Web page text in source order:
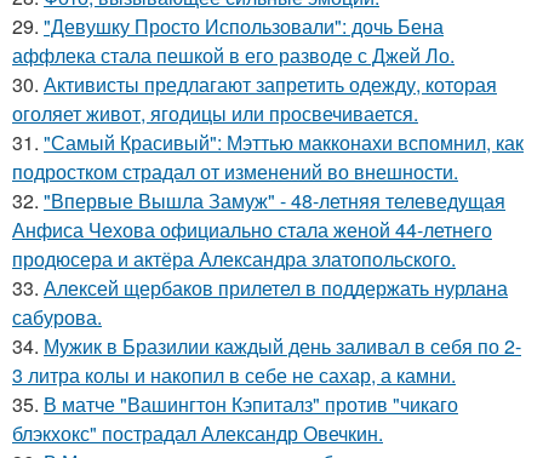
29. "Девушку Просто Использовали": дочь Бена
аффлека стала пешкой в его разводе с Джей Ло.
30. Активисты предлагают запретить одежду, которая
оголяет живот, ягодицы или просвечивается.
31. "Самый Красивый": Мэттью макконахи вспомнил, как
подростком страдал от изменений во внешности.
32. "Впервые Вышла Замуж" - 48-летняя телеведущая
Анфиса Чехова официально стала женой 44-летнего
продюсера и актёра Александра златопольского.
33. Алексей щербаков прилетел в поддержать нурлана
сабурова.
34. Мужик в Бразилии каждый день заливал в себя по 2-
3 литра колы и накопил в себе не сахар, а камни.
35. В матче "Вашингтон Кэпиталз" против "чикаго
блэкхокс" пострадал Александр Овечкин.